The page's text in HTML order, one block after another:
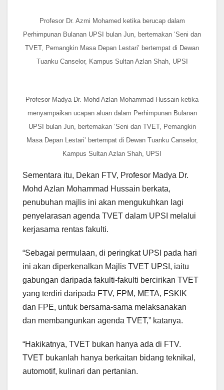
Profesor Dr. Azmi Mohamed ketika berucap dalam
Perhimpunan Bulanan UPSI bulan Jun, bertemakan ‘Seni dan
TVET, Pemangkin Masa Depan Lestari’ bertempat di Dewan
Tuanku Canselor, Kampus Sultan Azlan Shah, UPSI
Profesor Madya Dr. Mohd Azlan Mohammad Hussain ketika
menyampaikan ucapan aluan dalam Perhimpunan Bulanan
UPSI bulan Jun, bertemakan ‘Seni dan TVET, Pemangkin
Masa Depan Lestari’ bertempat di Dewan Tuanku Canselor,
Kampus Sultan Azlan Shah, UPSI
Sementara itu, Dekan FTV, Profesor Madya Dr.
Mohd Azlan Mohammad Hussain berkata,
penubuhan majlis ini akan mengukuhkan lagi
penyelarasan agenda TVET dalam UPSI melalui
kerjasama rentas fakulti.
“Sebagai permulaan, di peringkat UPSI pada hari
ini akan diperkenalkan Majlis TVET UPSI, iaitu
gabungan daripada fakulti-fakulti bercirikan TVET
yang terdiri daripada FTV, FPM, META, FSKIK
dan FPE, untuk bersama-sama melaksanakan
dan membangunkan agenda TVET,” katanya.
“Hakikatnya, TVET bukan hanya ada di FTV.
TVET bukanlah hanya berkaitan bidang teknikal,
automotif, kulinari dan pertanian.